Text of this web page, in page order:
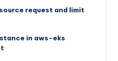
request and limit
in aws-eks